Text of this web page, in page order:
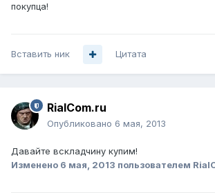
покупца!
Вставить ник Цитата
RialCom.ru
Опубликовано 6 мая, 2013
Давайте вскладчину купим!
Изменено 6 мая, 2013 пользователем